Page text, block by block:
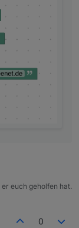
euch geholfen hat.
0